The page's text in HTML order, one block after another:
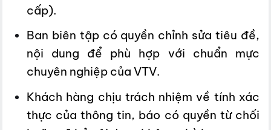
cấp).
Ban biên tập có quyền chỉnh sửa tiêu đề,
nội dung để phù hợp với chuẩn mực
chuyên nghiệp của VTV.
Khách hàng chịu trách nhiệm về tính xác
thực của thông tin, báo có quyền từ chối